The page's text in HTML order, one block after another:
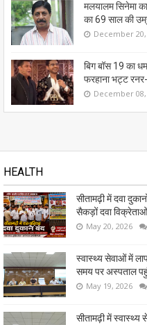
मलयालम सिनेमा
का 69 साल की
December 20,
बिग बॉस 19 का
फरहाना भट्ट
December 08,
HEALTH
सीतामढ़ी में दवा
सैकड़ों दवा विक्रेताओं
May 20, 2026
स्वास्थ्य सेवाओं में
समय पर अस्पताल
May 19, 2026
सीतामढ़ी में